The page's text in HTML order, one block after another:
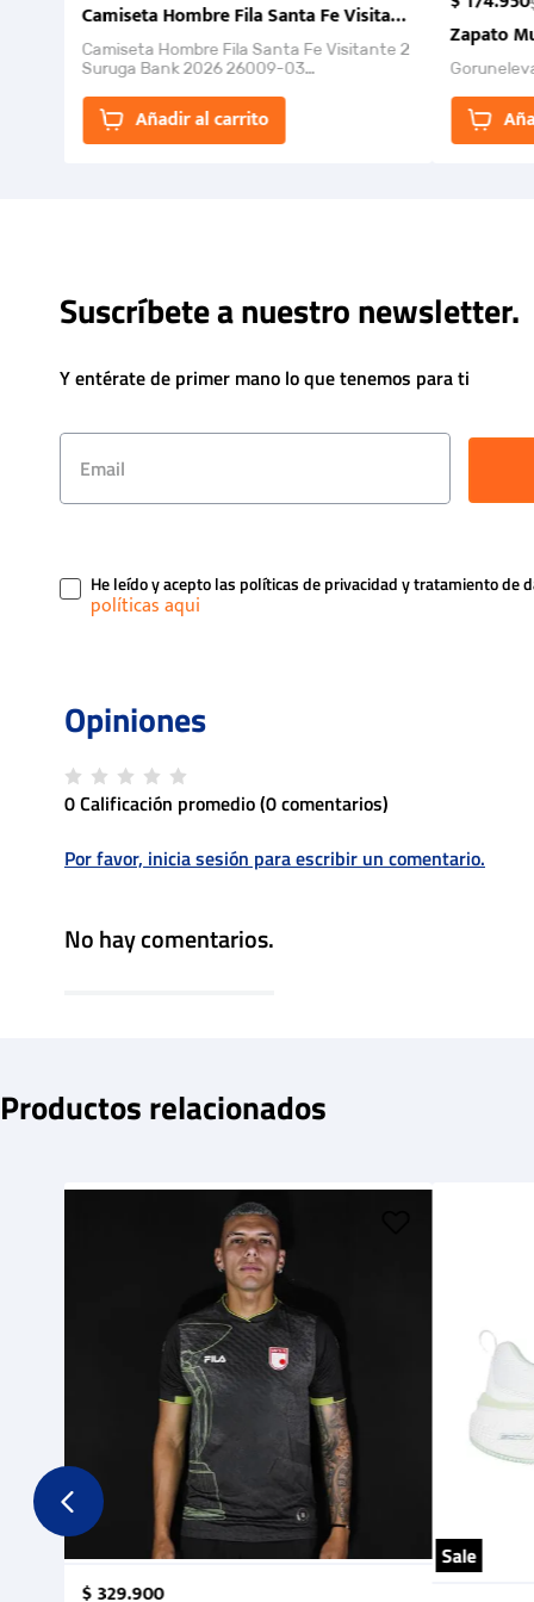
Camiseta Hombre Fila Santa Fe Visitante 2 Suruga
Camiseta Hombre Fila Santa Fe Visitante 2
Suruga Bank 2026 26009-03
la Et...
Añadir al carrito
Zapato
Suscríbete a nuestro newsletter.
Y entérate de primer mano lo que tenemos para ti
He leído y acepto las políticas de privacidad y tratamiento de
0 Calificación promedio(0 comentarios)
Por favor, inicia sesión para escribir un comentario.
No hay comentarios.
Productos relacionados
$329.900
Sale